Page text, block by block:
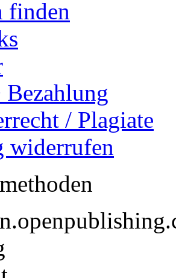
finden
/ Plagiate
widerrufen